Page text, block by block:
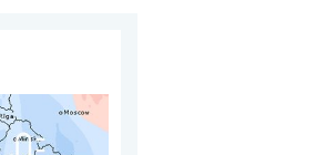
Podsumowanie miesiąca. . .